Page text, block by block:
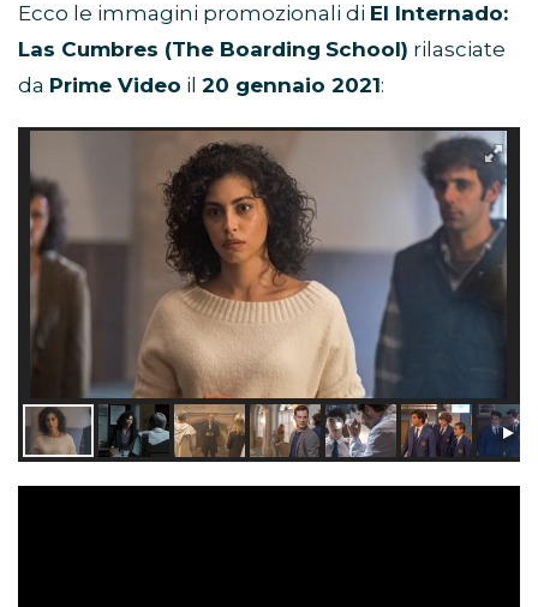
Ecco le immagini promozionali di El Internado:
Las Cumbres (The Boarding School) rilasciate
da Prime Video il 20 gennaio 2021: